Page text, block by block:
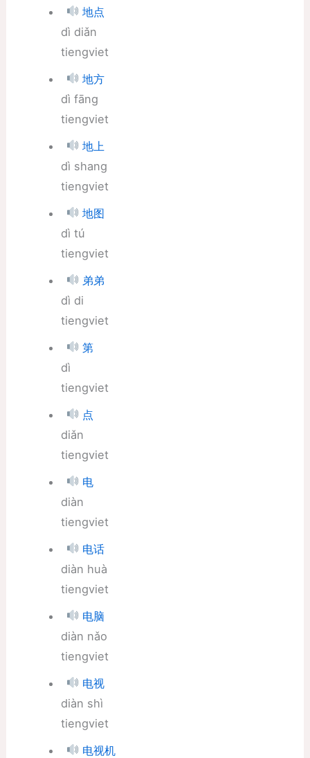
地点
dì diǎn
tiengviet
地方
dì fāng
tiengviet
地上
dì shang
tiengviet
地图
dì tú
tiengviet
弟弟
dì di
tiengviet
第
dì
tiengviet
点
diǎn
tiengviet
电
diàn
tiengviet
电话
diàn huà
tiengviet
电脑
diàn nǎo
tiengviet
电视
diàn shì
tiengviet
电视机